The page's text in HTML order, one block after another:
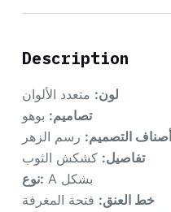
Description
لون: متعدد الألوان
تصاميم: بوهو
أصناف التصميم: رسم الزهر
تفاصيل: كشكش الثوب
نوع:
A بشكل
خط العنق: فتحة المغرفة